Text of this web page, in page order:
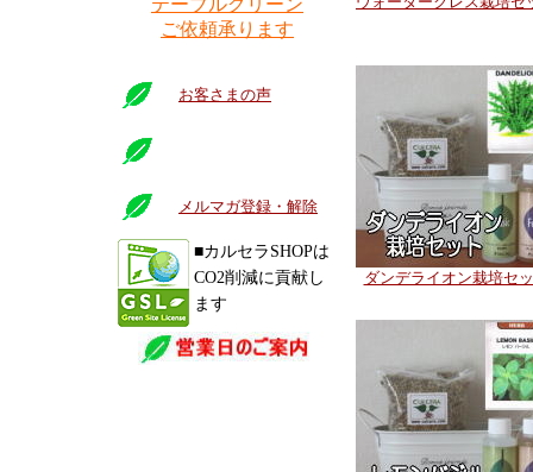
ご依頼承ります
お客さまの声
メルマガ登録・解除
■カルセラSHOPは
CO2削減に貢献し
ます
ダンデライオン栽培セ